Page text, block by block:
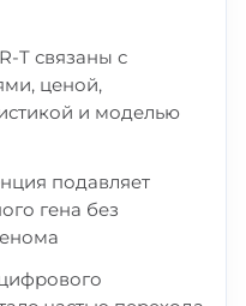
T связаны с
ценой,
и моделью
подавляет
гена без